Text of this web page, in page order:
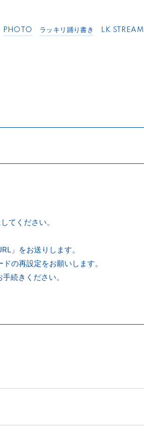
PHOTO ラッキリ踊り書き LK STREAM
てください。
」をお送りします。
の再設定をお願いします。
続きください。